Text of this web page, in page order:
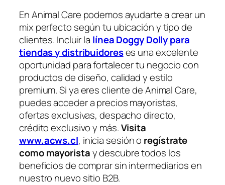
En Animal Care podemos ayudarte a crear un
mix perfecto según tu ubicación y tipo de
clientes. Incluir la línea Doggy Dolly para
tiendas y distribuidoreses una excelente
oportunidad para fortalecer tu negocio con
productos de diseño, calidad y estilo
premium. Si ya eres cliente de Animal Care,
puedes acceder a precios mayoristas,
ofertas exclusivas, despacho directo,
crédito exclusivo y más.Visita
www.acws.cl, inicia sesión o regístrate
como mayoristay descubre todos los
beneficios de comprar sin intermediarios en
nuestro nuevo sitio B2B.